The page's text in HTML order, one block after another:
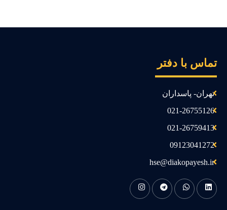
با دفتر
تهران- پاسداران
021-26755126
021-26759413
09123041272
hse@diakopayesh.ir